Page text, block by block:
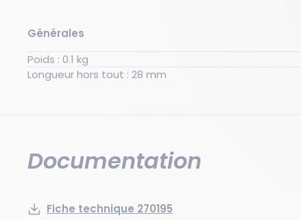
Générales
Poids : 0.1 kg
Longueur hors tout : 28 mm
Documentation
Fiche technique 270195